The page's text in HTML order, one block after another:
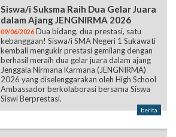
Siswa/i Suksma Raih Dua Gelar Juara
dalam Ajang JENGNIRMA 2026
09/06/2026 Dua bidang, dua prestasi, satu
kebanggaan! Siswa/i SMA Negeri 1 Sukawati
kembali mengukir prestasi gemilang dengan
berhasil meraih dua gelar juara dalam ajang
Jenggala Nirmana Karmana (JENGNIRMA)
2026 yang diselenggarakan oleh High School
Ambassador berkolaborasi bersama Siswa
Siswi Berprestasi.
berita